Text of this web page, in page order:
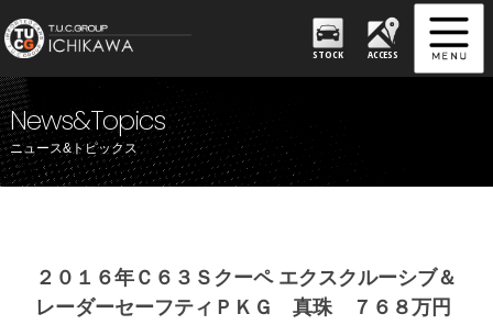
STOCK ACCESS
News&Topics
ニュース&トピックス
２０１６年Ｃ６３Ｓクーペ エクスクルーシブ＆
レーダーセーフティＰＫＧ 真珠 ７６８万円